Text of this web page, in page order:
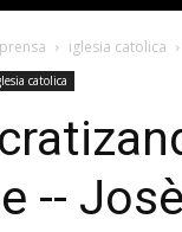
iglesia catolica
catolica
--